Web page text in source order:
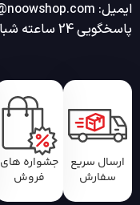
ایمیل: info@noowshop.com
پاسخگویی 24 ساعته شبانه و روز
ارسال سریع
سفارش
جشواره های
فروش